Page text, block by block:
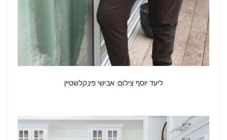
ליעד יוסף צילום: אבישי פינקלשטיין